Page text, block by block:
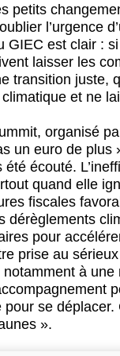
petits
l’urgence
GIEC est clair :
laisser les
transition juste,
et ne
organisé
un euro de plus
écouté.
quand elle
fiscales
dérèglements
pour
prise au
à
se
».